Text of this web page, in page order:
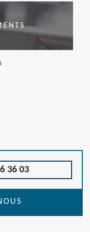
36 03